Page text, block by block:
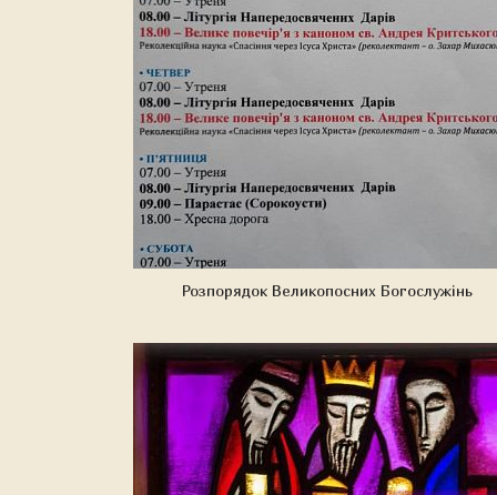
Розпорядок Великопосних Богослужінь